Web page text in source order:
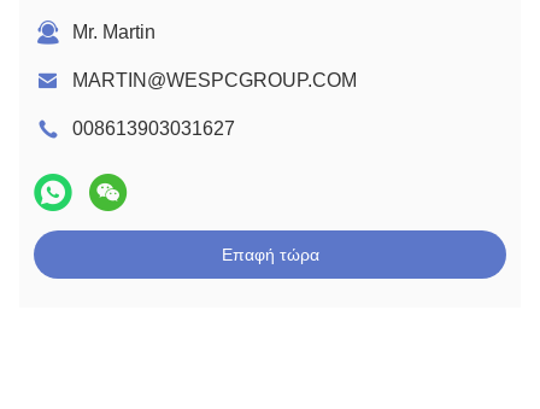
Mr. Martin
MARTIN@WESPCGROUP.COM
008613903031627
Επαφή τώρα